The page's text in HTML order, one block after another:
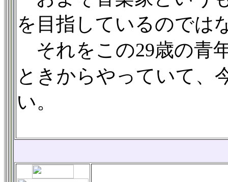
を目指しているのでは
それをこの29歳の青
ときからやっていて、
い。